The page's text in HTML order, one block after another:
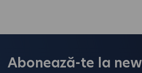
Abonează-te la